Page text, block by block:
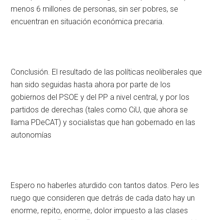
menos 6 millones de personas, sin ser pobres, se
encuentran en situación económica precaria.
Conclusión. El resultado de las políticas neoliberales que
han sido seguidas hasta ahora por parte de los
gobiernos del PSOE y del PP a nivel central, y por los
partidos de derechas (tales como CiU, que ahora se
llama PDeCAT) y socialistas que han gobernado en las
autonomías
Espero no haberles aturdido con tantos datos. Pero les
ruego que consideren que detrás de cada dato hay un
enorme, repito, enorme, dolor impuesto a las clases